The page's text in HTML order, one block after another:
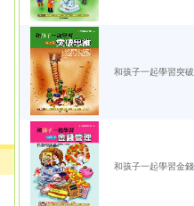
和孩子一起學習突
和孩子一起學習金